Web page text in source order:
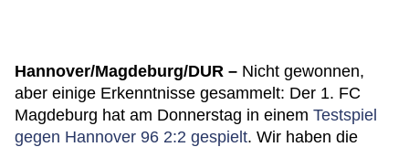
Hannover/Magdeburg/DUR – Nicht gewonnen,
aber einige Erkenntnisse gesammelt: Der 1. FC
Magdeburg hat am Donnerstag in einem Testspiel
gegen Hannover 96 2:2 gespielt. Wir haben die